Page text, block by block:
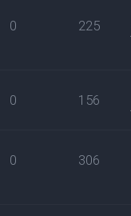
0 225
0 156
0 306